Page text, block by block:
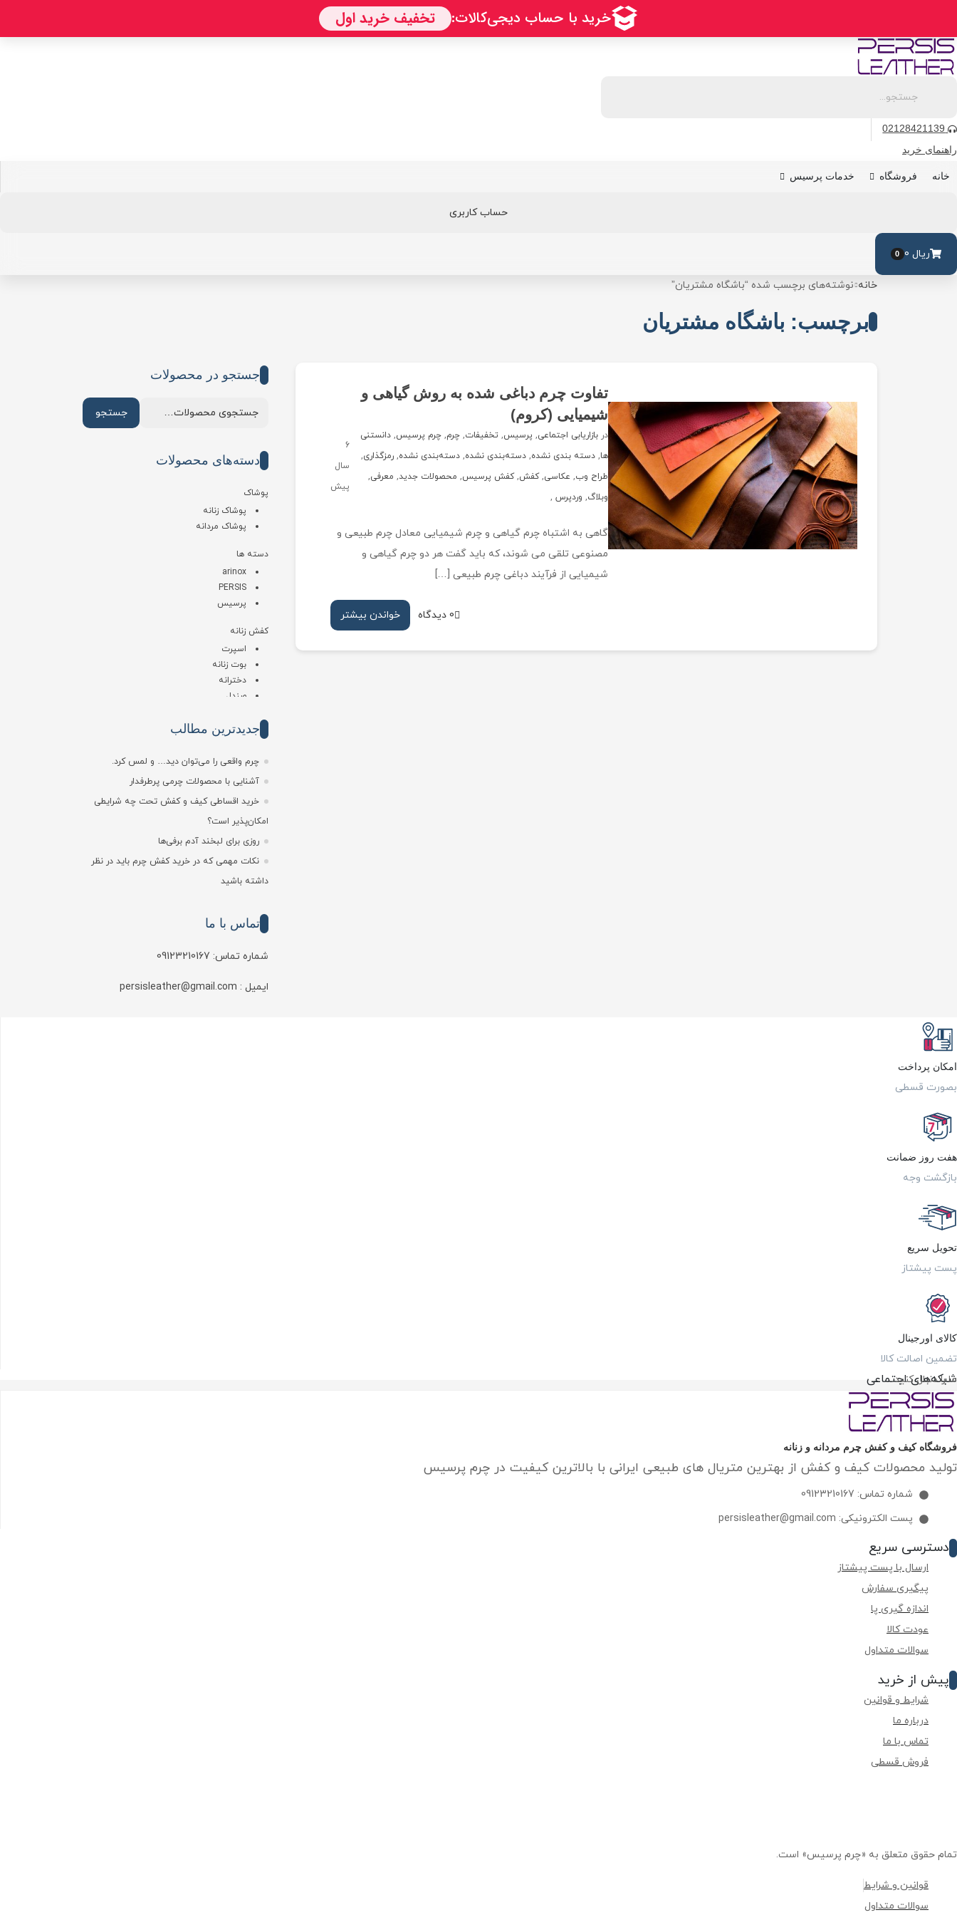
برو
به
02128421139
راهنمای خرید
خانه فروشگاه خدمات پرسیس
حساب کاربری
0ریال 0
خانه نوشته‌های برچسب شده “باشگاه مشتریان”
برچسب: باشگاه مشتریان
تفاوت چرم دباغی شده به روش گیاهی و
شیمیایی (کروم)
دربازاریابی اجتماعی, پرسیس,تخفیفات,چرم,چرم پرسیس,دانستنی
ها,دسته بندی نشده,دسته‌بندی نشده,دسته‌بندی نشده,رمزگذاری,
طراح وب, عکاسی,کفش,کفش پرسیس, محصولات جدید, معرفی,
وبلاگ, وردپرس ,
6
سال
پیش
گاهی به اشتباه چرم گیاهی و چرم شیمیایی معادل چرم طبیعی و
مصنوعی تلقی می شوند، که باید گفت هر دو چرم گیاهی و
شیمیایی از فرآیند دباغی چرم طبیعی […]
0 دیدگاه خواندن بیشتر
جستجو در محصولات
جستجو
دسته‌های محصولات
پوشاک
پوشاک زنانه
پوشاک مردانه
دسته ها
arinox
PERSIS
پرسیس
کفش زنانه
اسپرت
بوت زنانه
دخترانه
صندل
کالج
کفش زنانه
مجلسی
بوت
طبی
کفش رسمی
جدیدترین مطالب
چرم واقعی را می‌توان دید… و لمس کرد.
آشنایی با محصولات چرمی پرطرفدار
خرید اقساطی کیف و کفش تحت چه شرایطی
امکان‌پذیر است؟
روزی برای لبخند آدم برفی‌ها
نکات مهمی که در خرید کفش چرم باید در نظر
داشته باشید
تماس با ما
شماره تماس: 09123210167
ایمیل : persisleather@gmail.com
امکان پرداخت
بصورت قسطی
هفت روز ضمانت
بازگشت وجه
تحویل سریع
پست پیشتاز
کالای اورجینال
تضمین اصالت کالا
شبکه‌های اجتماعی
ما را دنبال کنید…
فروشگاه کیف و کفش چرم مردانه و زنانه
تولید محصولات کیف و کفش از بهترین متریال های طبیعی ایرانی با بالاترین کیفیت در چرم پرسیس
شماره تماس: 09123210167
پست الکترونیکی: persisleather@gmail.com
دسترسی سریع
ارسال با پست پیشتاز
پیگیری سفارش
اندازه گیری پا
عودت کالا
سوالات متداول
پیش از خرید
شرایط و قوانین
درباره ما
تماس با ما
فروش قسطی
تمام حقوق متعلق به «چرم پرسیس» است.
قوانین و شرایط
سوالات متداول